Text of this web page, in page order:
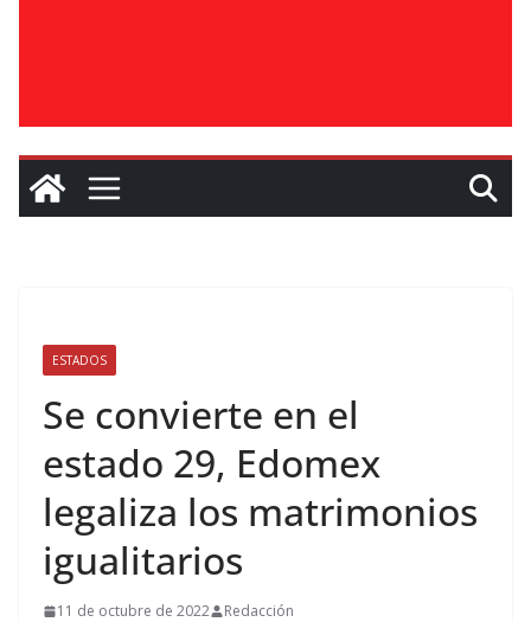
ESTADOS
Se convierte en el
estado 29, Edomex
legaliza los matrimonios
igualitarios
11 de octubre de 2022 Redacción